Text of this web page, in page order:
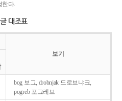
한다.
대조표
보기
bog 보그, drobnjak 드로브냐크,
pogreb 포그레브